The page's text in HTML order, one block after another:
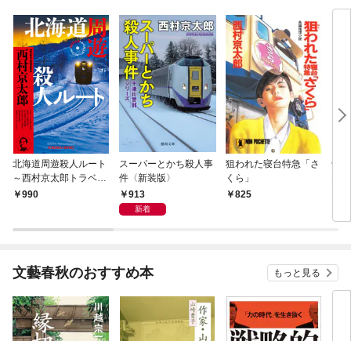
北海道周遊殺人ルート
～西村京太郎トラベル
ミステリー・セレクシ
990
スーパーとかち殺人事
件〈新装版〉
913
新着
狙われた寝台特急「さ
くら」
825
十
文藝春秋のおすすめ本 もっと見る